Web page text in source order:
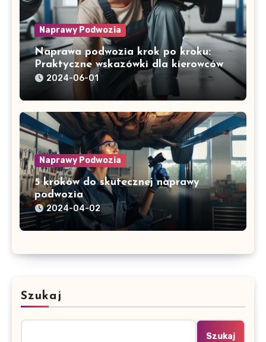
Naprawy Podwozia
Naprawa podwozia krok po kroku:
Praktyczne wskazówki dla kierowców
2024-06-01
Naprawy Podwozia
5 kroków do skutecznej naprawy
podwozia
2024-04-02
Szukaj
Szukaj